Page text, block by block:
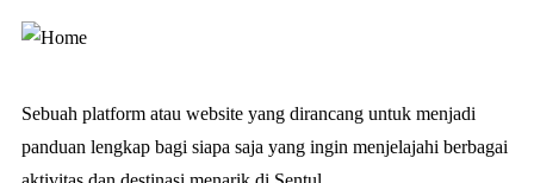
Sebuah platform atau website yang dirancang untuk menjadi
panduan lengkap bagi siapa saja yang ingin menjelajahi berbagai